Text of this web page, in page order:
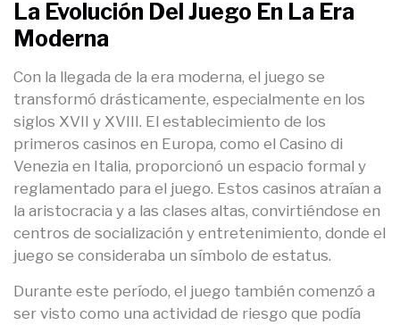
La Evolución Del Juego En La Era
Moderna
Con la llegada de la era moderna, el juego se
transformó drásticamente, especialmente en los
siglos XVII y XVIII. El establecimiento de los
primeros casinos en Europa, como el Casino di
Venezia en Italia, proporcionó un espacio formal y
reglamentado para el juego. Estos casinos atraían a
la aristocracia y a las clases altas, convirtiéndose en
centros de socialización y entretenimiento, donde el
juego se consideraba un símbolo de estatus.
Durante este período, el juego también comenzó a
ser visto como una actividad de riesgo que podía